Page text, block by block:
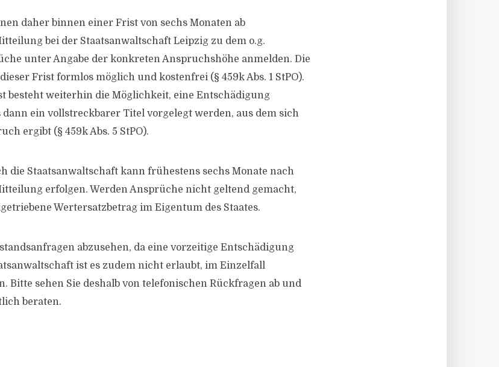
daher binnen einer Frist von sechs Monaten ab
bei der Staatsanwaltschaft Leipzig zu dem o.g.
unter Angabe der konkreten Anspruchshöhe anmelden. Die
Frist formlos möglich und kostenfrei (§ 459k Abs. 1 StPO).
besteht weiterhin die Möglichkeit, eine Entschädigung
ein vollstreckbarer Titel vorgelegt werden, aus dem sich
ergibt (§ 459k Abs. 5 StPO).
die Staatsanwaltschaft kann frühestens sechs Monate nach
erfolgen. Werden Ansprüche nicht geltend gemacht,
Wertersatzbetrag im Eigentum des Staates.
abzusehen, da eine vorzeitige Entschädigung
ist es zudem nicht erlaubt, im Einzelfall
Bitte sehen Sie deshalb von telefonischen Rückfragen ab und
beraten.